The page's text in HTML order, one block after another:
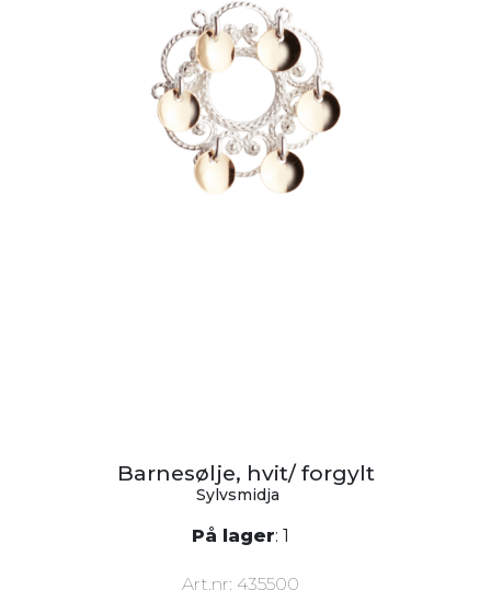
Barnesølje, hvit/ forgylt
Sylvsmidja
På lager: 1
Art.nr: 435500